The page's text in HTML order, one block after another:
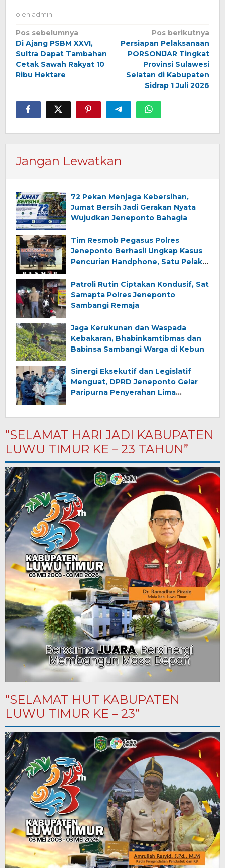
oleh admin
Navigasi
pos
Pos sebelumnya
Di Ajang PSBM XXVI,
Sultra Dapat Tambahan
Cetak Sawah Rakyat 10
Ribu Hektare
Pos berikutnya
Persiapan Pelaksanaan
PORSONIJAR Tingkat
Provinsi Sulawesi
Selatan di Kabupaten
Sidrap 1 Juli 2026
Jangan Lewatkan
72 Pekan Menjaga Kebersihan,
Jumat Bersih Jadi Gerakan Nyata
Wujudkan Jeneponto Bahagia
Tim Resmob Pegasus Polres
Jeneponto Berhasil Ungkap Kasus
Pencurian Handphone, Satu Pelaku
Patroli Rutin Ciptakan Kondusif, Sat
Samapta Polres Jeneponto
Sambangi Remaja
Jaga Kerukunan dan Waspada
Kebakaran, Bhabinkamtibmas dan
Babinsa Sambangi Warga di Kebun
Sinergi Eksekutif dan Legislatif
Menguat, DPRD Jeneponto Gelar
Paripurna Penyerahan Lima
“SELAMAT HARI JADI KABUPATEN
LUWU TIMUR KE – 23 TAHUN”
“SELAMAT HUT KABUPATEN
LUWU TIMUR KE – 23”